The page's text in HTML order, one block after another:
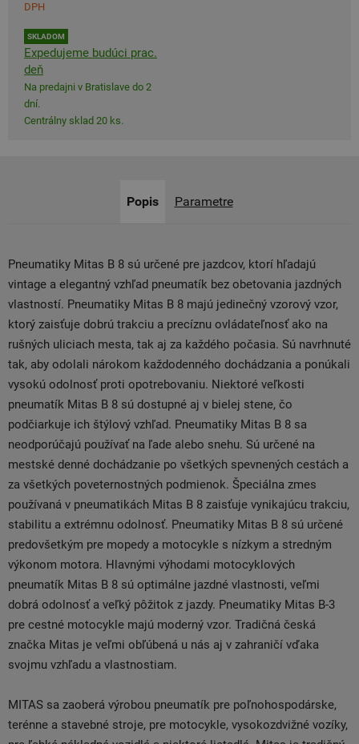
DPH
SKLADOM
Expedujeme budúci prac.
deň
Na predajni v Bratislave do 2
dní.
Centrálny sklad 20 ks.
Popis Parametre
Pneumatiky Mitas B 8 sú určené pre jazdcov, ktorí hľadajú
vintage a elegantný vzhľad pneumatík bez obetovania jazdných
vlastností. Pneumatiky Mitas B 8 majú jedinečný vzorový vzor,
ktorý zaisťuje dobrú trakciu a precíznu ovládateľnosť ako na
rušných uliciach mesta, tak aj za každého počasia. Sú navrhnuté
tak, aby odolali nárokom každodenného dochádzania a ponúkali
vysokú odolnosť proti opotrebovaniu. Niektoré veľkosti
pneumatík Mitas B 8 sú dostupné aj v bielej stene, čo
podčiarkuje ich štýlový vzhľad. Pneumatiky Mitas B 8 sa
neodporúčajú používať na ľade alebo snehu. Sú určené na
mestské denné dochádzanie po všetkých spevnených cestách a
za všetkých poveternostných podmienok. Špeciálna zmes
používaná v pneumatikách Mitas B 8 zaisťuje vynikajúcu trakciu,
stabilitu a extrémnu odolnosť. Pneumatiky Mitas B 8 sú určené
predovšetkým pre mopedy a motocykle s nízkym a stredným
výkonom motora. Hlavnými výhodami motocyklových
pneumatík Mitas B 8 sú optimálne jazdné vlastnosti, veľmi
dobrá odolnosť a veľký pôžitok z jazdy. Pneumatiky Mitas B-3
pre cestné motocykle majú moderný vzor. Tradičná česká
značka Mitas je veľmi obľúbená u nás aj v zahraničí vďaka
svojmu vzhľadu a vlastnostiam.
MITAS sa zaoberá výrobou pneumatík pre poľnohospodárske,
terénne a stavebné stroje, pre motocykle, vysokozdvižné vozíky,